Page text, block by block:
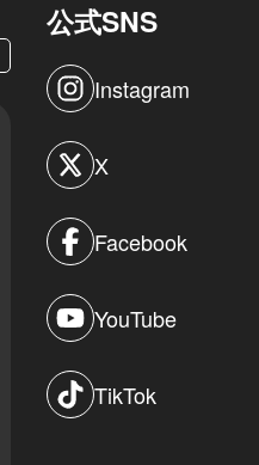
公式SNS
Instagram
X
Facebook
YouTube
TikTok